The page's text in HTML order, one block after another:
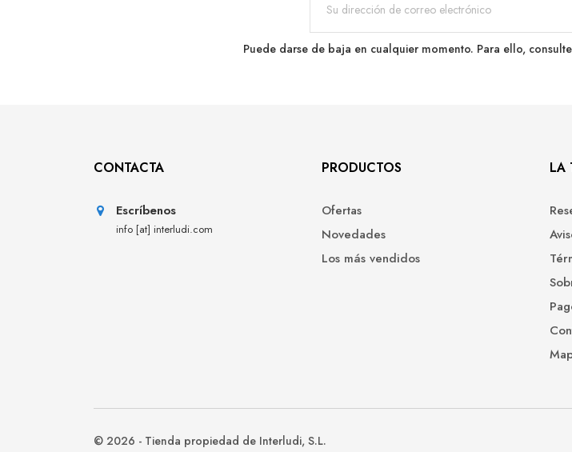
Puede darse de baja en cualquier momento. Para ello,
CONTACTA
Escríbenos
info [at] interludi.com
PRODUCTOS
Ofertas
Novedades
Los más vendidos
LA
© 2026 - Tienda propiedad de Interludi, S.L.